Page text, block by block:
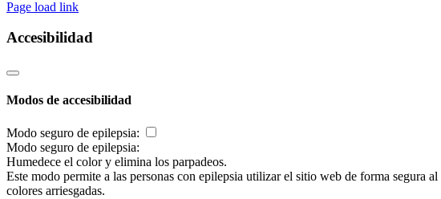
Page load link
Accesibilidad
Modos de accesibilidad
Modo seguro de epilepsia:
Modo seguro de epilepsia:
Humedece el color y elimina los parpadeos.
Este modo permite a las personas con epilepsia utilizar el sitio web de forma segura
colores arriesgadas.